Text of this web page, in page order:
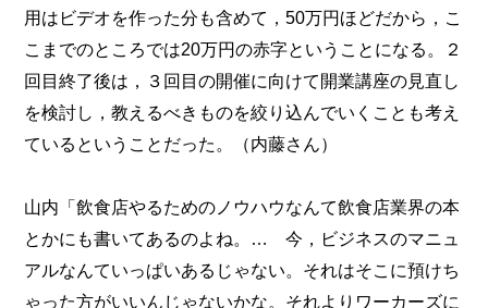
用はビデオを作った分も含めて，50万円ほどだから，こ
こまでのところでは20万円の赤字ということになる。２
回目終了後は，３回目の開催に向けて開業講座の見直し
を検討し，教えるべきものを絞り込んでいくことも考え
ているということだった。（内藤さん）
山内「飲食店やるためのノウハウなんて飲食店業界の本
とかにも書いてあるのよね。… 今，ビジネスのマニュ
アルなんていっぱいあるじゃない。それはそこに預けち
ゃった方がいいんじゃないかな。それよりワーカーズに